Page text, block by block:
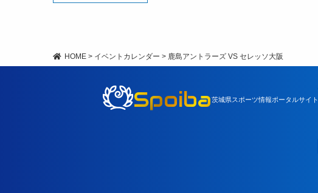
HOME > イベントカレンダー > 鹿島アントラーズ VS セレッソ大阪
Spoiba茨城県スポーツ情報ポータルサイト